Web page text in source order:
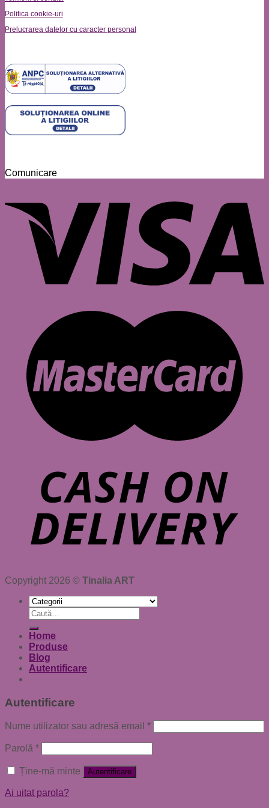
Politica cookie-uri
Prelucrarea datelor cu caracter personal
Comunicare
Copyright 2026 © Tinalia ART
Caută
după:
Home
Produse
Blog
Autentificare
Autentificare
Nume utilizator sau adresă email *
Parolă *
Ține-mă minte Autentificare
Ai uitat parola?